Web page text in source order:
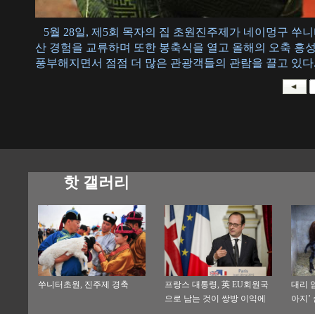
5월 28일, 제5회 목자의 집 초원진주제가 네이멍구 쑤
산 경험을 교류하며 또한 봉축식을 열고 올해의 오축 흥
풍부해지면서 점점 더 많은 관광객들의 관람을 끌고 있
핫 갤러리
쑤니터초원, 진주제 경축
프랑스 대통령, 英 EU회원국
으로 남는 것이 쌍방 이익에
대리
아지’